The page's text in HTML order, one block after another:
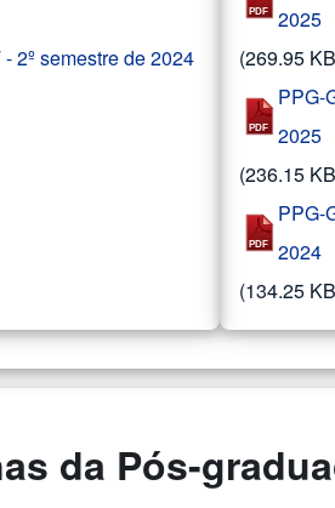
2º semestre de 2024
2025
(269.95
PPG-
2025
(236.15
PPG-
2024
(134.25
da Pós-